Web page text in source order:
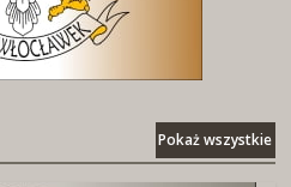
Pokaż wszystkie